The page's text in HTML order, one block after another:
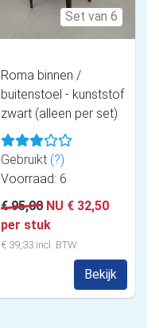
Set van 6
Roma binnen /
buitenstoel - kunststof
zwart (alleen per set)
Gebruikt (?)
Voorraad: 6
€ 95,00 NU € 32,50
per stuk
€ 39,33 incl. BTW
Bekijk